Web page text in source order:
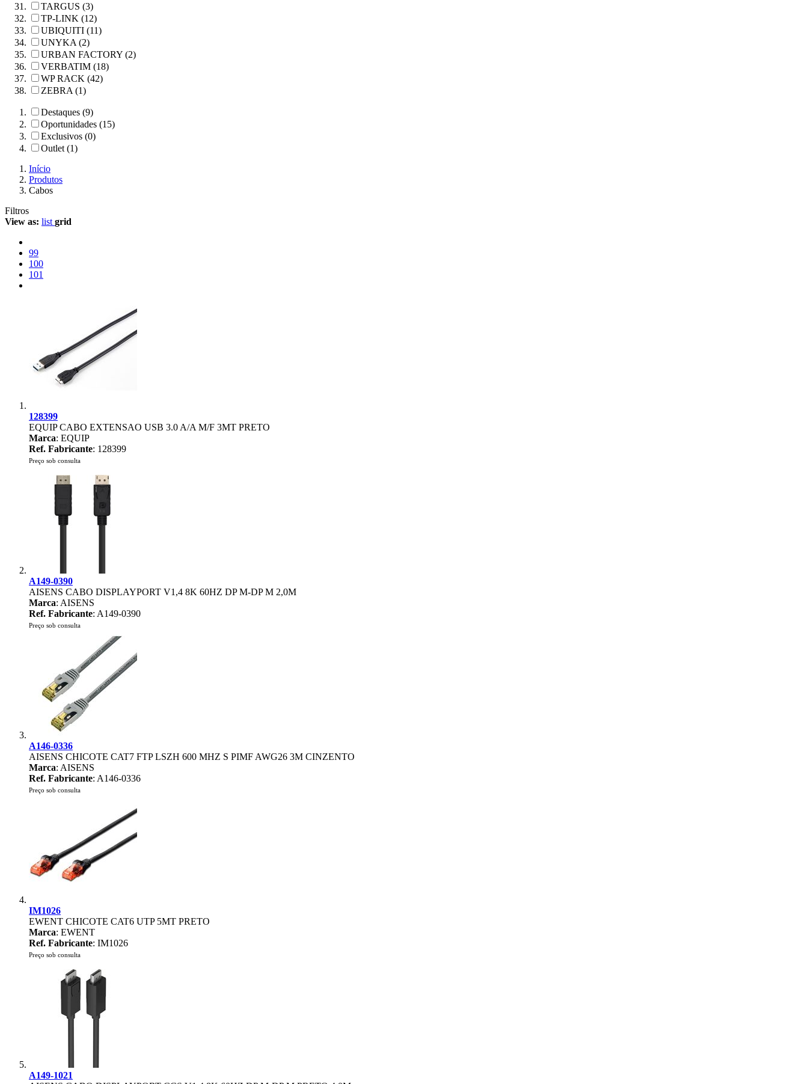
TARGUS (3)
TP-LINK (12)
UBIQUITI (11)
UNYKA (2)
URBAN FACTORY (2)
VERBATIM (18)
WP RACK (42)
ZEBRA (1)
Destaques (9)
Oportunidades (15)
Exclusivos (0)
Outlet (1)
Início
Produtos
Cabos
Filtros
View as: list grid
99
100
101
128399
EQUIP CABO EXTENSAO USB 3.0 A/A M/F 3MT PRETO
Marca: EQUIP
Ref. Fabricante: 128399
Preço sob consulta
A149-0390
AISENS CABO DISPLAYPORT V1,4 8K 60HZ DP M-DP M 2,0M
Marca: AISENS
Ref. Fabricante: A149-0390
Preço sob consulta
A146-0336
AISENS CHICOTE CAT7 FTP LSZH 600 MHZ S PIMF AWG26 3M CINZENTO
Marca: AISENS
Ref. Fabricante: A146-0336
Preço sob consulta
IM1026
EWENT CHICOTE CAT6 UTP 5MT PRETO
Marca: EWENT
Ref. Fabricante: IM1026
Preço sob consulta
A149-1021